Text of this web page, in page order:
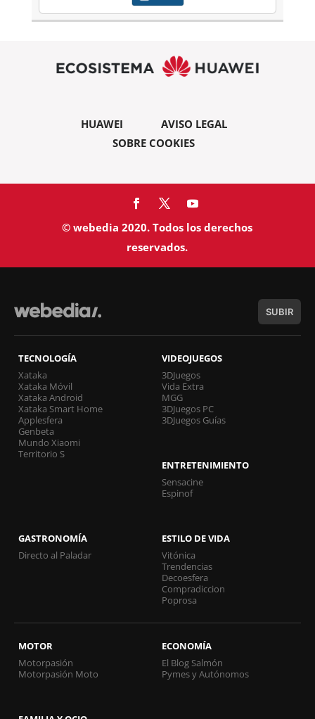
HUAWEI
AVISO LEGAL
SOBRE COOKIES
© webedia 2020. Todos los derechos
reservados.
SUBIR
TECNOLOGÍA
Xataka
Xataka Móvil
Xataka Android
Xataka Smart Home
Applesfera
Genbeta
Mundo Xiaomi
Territorio S
VIDEOJUEGOS
3DJuegos
Vida Extra
MGG
3DJuegos PC
3DJuegos Guías
ENTRETENIMIENTO
Sensacine
Espinof
GASTRONOMÍA
Directo al Paladar
ESTILO DE VIDA
Vitónica
Trendencias
Decoesfera
Compradiccion
Poprosa
MOTOR
Motorpasión
Motorpasión Moto
ECONOMÍA
El Blog Salmón
Pymes y Autónomos